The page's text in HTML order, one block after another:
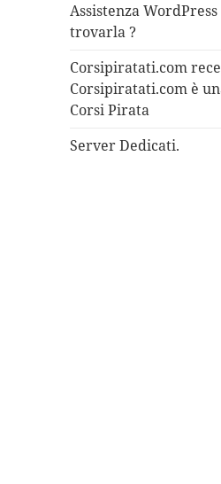
Assistenza WordPress
trovarla ?
Corsipiratati.com
Corsipiratati.com è
Corsi Pirata
Server Dedicati.